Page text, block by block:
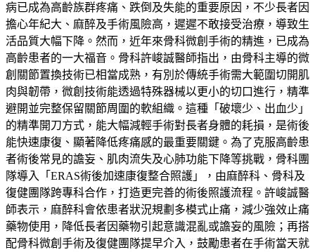
病已成為高齡族群疼痛、跌倒及失能的重要原因，不少長者因
擔心年紀大、麻醉及手術風險高，遲遲不敢接受治療，導致生
活品質大幅下降。然而，近年來骨科微創手術的精進，已成為
高齡患者的一大福音。骨科許峻誠醫師指出，由骨科主導的微
創關節置換技術已相當成熟，有別於傳統手術需大範圍切開肌
肉與韌帶，微創技術能透過特殊器械以更小的切口進行，精準
避開並完整保留關節周圍的軟組織。這種「破壞少、出血少」
的精準開刀方式，能大幅減輕手術對長者身體的耗損，是術後
能快速康復、顯著降低疼痛感的最重要關鍵。為了克服高齡患
者術後常見的譫妄、肌肉流失及心肺功能下降等挑戰，骨科團
隊導入「ERAS術後加速康復整合照護」，由麻醉科、骨科及
復健團隊跨專科合作，打造更完善的術後照護流程。許峻誠醫
師表示，麻醉科會依患者狀況規劃多模式止痛，減少強效止痛
藥物使用，降低長者因藥物引起意識混亂或譫妄的風險；再搭
配骨科微創手術及復健團隊提早介入，鼓勵患者在手術當天就